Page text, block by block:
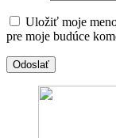
Uložiť moje
pre moje budúce